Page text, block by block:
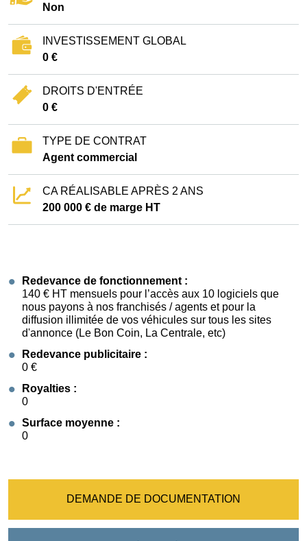
Non
INVESTISSEMENT GLOBAL
0 €
DROITS D'ENTRÉE
0 €
TYPE DE CONTRAT
Agent commercial
CA RÉALISABLE APRÈS 2 ANS
200 000 € de marge HT
Redevance de fonctionnement :
140 € HT mensuels pour l’accès aux 10 logiciels que
nous payons à nos franchisés / agents et pour la
diffusion illimitée de vos véhicules sur tous les sites
d'annonce (Le Bon Coin, La Centrale, etc)
Redevance publicitaire :
0 €
Royalties :
0
Surface moyenne :
0
DEMANDE DE DOCUMENTATION